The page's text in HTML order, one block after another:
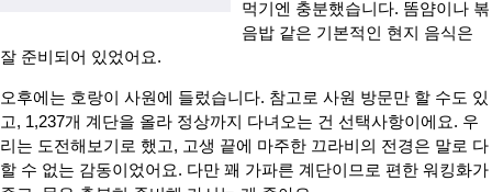
먹기엔 충분했습니다. 똠얌이나 볶
음밥 같은 기본적인 현지 음식은
잘 준비되어 있었어요.
오후에는 호랑이 사원에 들렀습니다. 참고로 사원 방문만 할 수도 있
고, 1,237개 계단을 올라 정상까지 다녀오는 건 선택사항이에요. 우
리는 도전해보기로 했고, 고생 끝에 마주한 끄라비의 전경은 말로 다
할 수 없는 감동이었어요. 다만 꽤 가파른 계단이므로 편한 워킹화가